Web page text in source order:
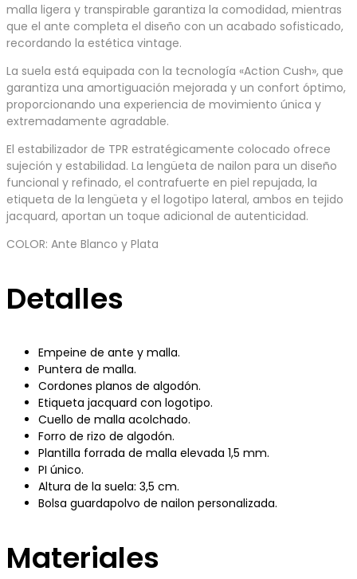
malla ligera y transpirable garantiza la comodidad, mientras
que el ante completa el diseño con un acabado sofisticado,
recordando la estética vintage.
La suela está equipada con la tecnología «Action Cush», que
garantiza una amortiguación mejorada y un confort óptimo,
proporcionando una experiencia de movimiento única y
extremadamente agradable.
El estabilizador de TPR estratégicamente colocado ofrece
sujeción y estabilidad. La lengüeta de nailon para un diseño
funcional y refinado, el contrafuerte en piel repujada, la
etiqueta de la lengüeta y el logotipo lateral, ambos en tejido
jacquard, aportan un toque adicional de autenticidad.
COLOR: Ante Blanco y Plata
Detalles
Empeine de ante y malla.
Puntera de malla.
Cordones planos de algodón.
Etiqueta jacquard con logotipo.
Cuello de malla acolchado.
Forro de rizo de algodón.
Plantilla forrada de malla elevada 1,5 mm.
PI único.
Altura de la suela: 3,5 cm.
Bolsa guardapolvo de nailon personalizada.
Materiales